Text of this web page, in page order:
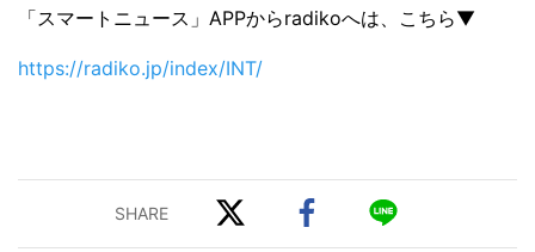
「スマートニュース」APPからradikoへは、こちら▼
https://radiko.jp/index/INT/